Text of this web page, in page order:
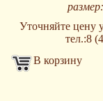
размер:
Уточняйте цену
тел.:8
В корзину